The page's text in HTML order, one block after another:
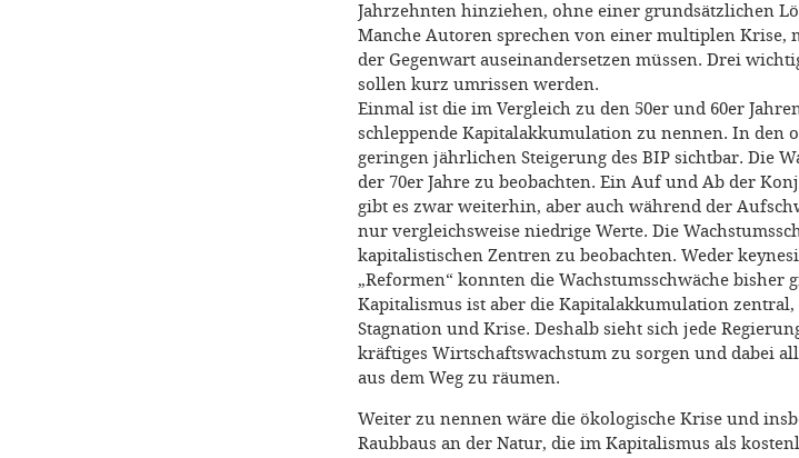
Jahrzehnten hinziehen, ohne einer grundsätzlichen
Manche Autoren sprechen von einer multiplen Krise,
der Gegenwart auseinandersetzen müssen. Drei
sollen kurz umrissen werden.
Einmal ist die im Vergleich zu den 50er und 60er
schleppende Kapitalakkumulation zu nennen. In den
geringen jährlichen Steigerung des BIP sichtbar. Die
der 70er Jahre zu beobachten. Ein Auf und Ab der
gibt es zwar weiterhin, aber auch während der
nur vergleichsweise niedrige Werte. Die
kapitalistischen Zentren zu beobachten. Weder
„Reformen“ konnten die Wachstumsschwäche bisher
Kapitalismus ist aber die Kapitalakkumulation zentral,
Stagnation und Krise. Deshalb sieht sich jede
kräftiges Wirtschaftswachstum zu sorgen und dabei
aus dem Weg zu räumen.
Weiter zu nennen wäre die ökologische Krise und
Raubbaus an der Natur, die im Kapitalismus als